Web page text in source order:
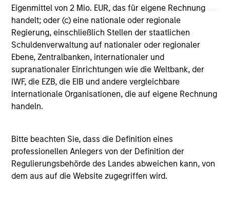
Eigenmittel von 2 Mio. EUR, das für eigene Rechnung
handelt; oder (c) eine nationale oder regionale
Regierung, einschließlich Stellen der staatlichen
Schuldenverwaltung auf nationaler oder regionaler
Ebene, Zentralbanken, internationaler und
supranationaler Einrichtungen wie die Weltbank, der
IWF, die EZB, die EIB und andere vergleichbare
internationale Organisationen, die auf eigene Rechnung
handeln.
Bitte beachten Sie, dass die Definition eines
professionellen Anlegers von der Definition der
Regulierungsbehörde des Landes abweichen kann, von
dem aus auf die Website zugegriffen wird.
Return (MRAR) berechnet, eine Kennzahl, die die
Schwankungen der monatlichen Überschussrendite eines
verwalteten Produkts berücksichtigt. Dabei wird
besonderes Gewicht auf die negativen
Performanceschwankungen und eine beständige
Wertentwicklung gelegt. Die besten 10% der Produkte in
jeder Kategorie erhalten 5 Sterne, die nächsten 22,5% 4
Sterne, die nächsten 35% 3 Sterne, die nächsten 22,5% 2
Sterne und die unteren 10% 1 Stern. Das Morningstar-
Gesamtrating für ein verwaltetes Produkt ergibt sich aus
dem gewichteten Durchschnitt der Morningstar-Ratings
Rating/40% Drei-Jahres-Rating für Gesamtrenditen von 60–
119 Monaten und 50% Zehn-Jahres-Rating/30% Fünf-
Jahres-Rating/20% Drei-Jahres-Rating für Gesamtrenditen
von mindestens 120 Monaten. Zwar scheint die Formel für
das Zehn-Jahres-Gesamtrating den Zehn-Jahres-Zeitraum